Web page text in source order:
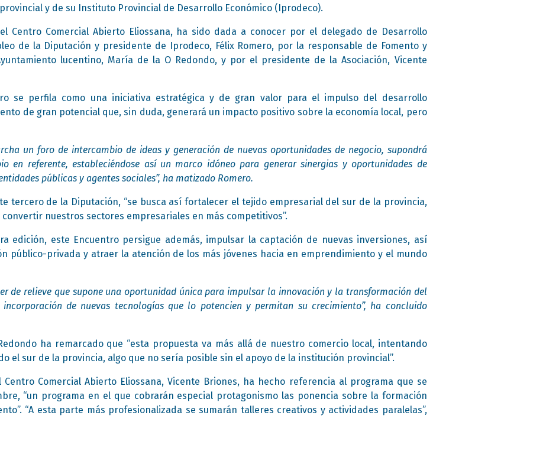
y de su Instituto Provincial de Desarrollo Económico (Iprodeco).
Centro Comercial Abierto Eliossana, ha sido dada a conocer por el delegado de Desarrollo
de la Diputación y presidente de Iprodeco, Félix Romero, por la responsable de Fomento y
lucentino, María de la O Redondo, y por el presidente de la Asociación, Vicente
se perfila como una iniciativa estratégica y de gran valor para el impulso del desarrollo
de gran potencial que, sin duda, generará un impacto positivo sobre la economía local, pero
un foro de intercambio de ideas y generación de nuevas oportunidades de negocio, supondrá
en referente, estableciéndose así un marco idóneo para generar sinergias y oportunidades de
públicas y agentes sociales”, ha matizado Romero.
tercero de la Diputación, “se busca así fortalecer el tejido empresarial del sur de la provincia,
nuestros sectores empresariales en más competitivos”.
edición, este Encuentro persigue además, impulsar la captación de nuevas inversiones, así
público-privada y atraer la atención de los más jóvenes hacia en emprendimiento y el mundo
de relieve que supone una oportunidad única para impulsar la innovación y la transformación del
de nuevas tecnologías que lo potencien y permitan su crecimiento”, ha concluido
ha remarcado que “esta propuesta va más allá de nuestro comercio local, intentando
el sur de la provincia, algo que no sería posible sin el apoyo de la institución provincial”.
Comercial Abierto Eliossana, Vicente Briones, ha hecho referencia al programa que se
“un programa en el que cobrarán especial protagonismo las ponencia sobre la formación
“A esta parte más profesionalizada se sumarán talleres creativos y actividades paralelas”,